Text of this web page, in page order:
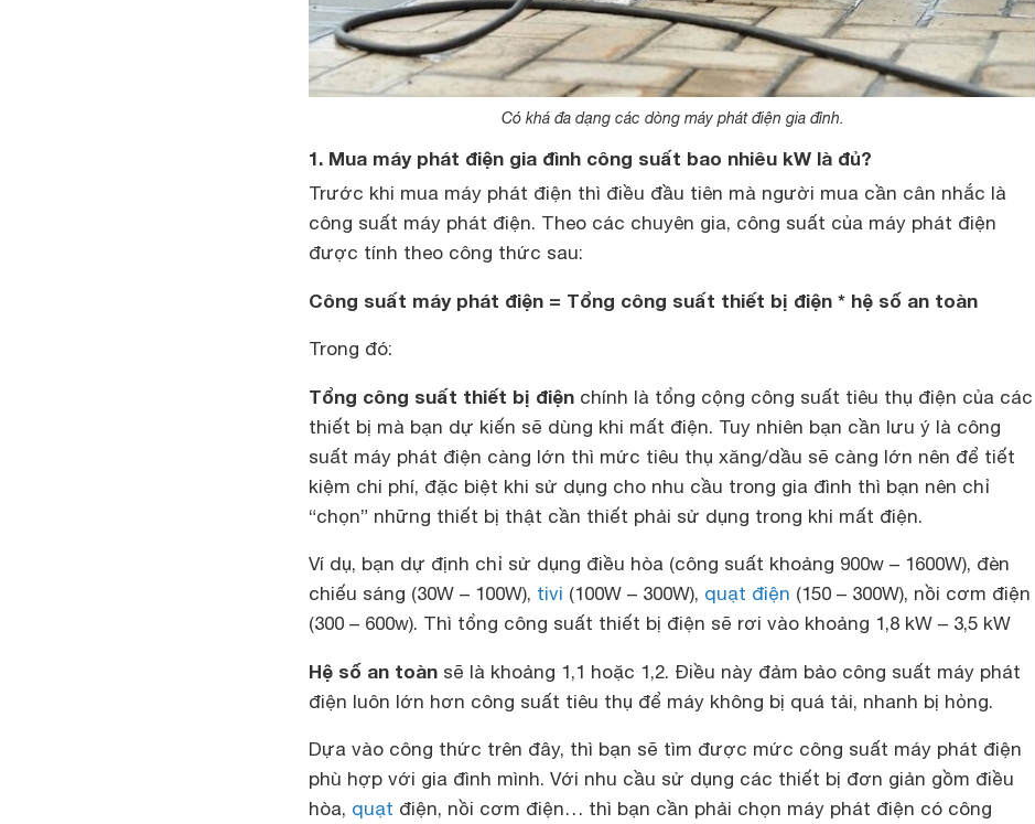
Có khá đa dạng các dòng máy phát điện gia đình.
1. Mua máy phát điện gia đình công suất bao nhiêu kW là đủ?
Trước khi mua máy phát điện thì điều đầu tiên mà người mua cần cân nhắc là
công suất máy phát điện. Theo các chuyên gia, công suất của máy phát điện
được tính theo công thức sau:
Công suất máy phát điện = Tổng công suất thiết bị điện * hệ số an toàn
Trong đó:
Tổng công suất thiết bị điện chính là tổng cộng công suất tiêu thụ điện của các
thiết bị mà bạn dự kiến sẽ dùng khi mất điện. Tuy nhiên bạn cần lưu ý là công
suất máy phát điện càng lớn thì mức tiêu thụ xăng/dầu sẽ càng lớn nên để tiết
kiệm chi phí, đặc biệt khi sử dụng cho nhu cầu trong gia đình thì bạn nên chỉ
“chọn” những thiết bị thật cần thiết phải sử dụng trong khi mất điện.
Ví dụ, bạn dự định chỉ sử dụng điều hòa (công suất khoảng 900w – 1600W), đèn
chiếu sáng (30W – 100W), tivi (100W – 300W), quạt điện (150 – 300W), nồi cơm điện
(300 – 600w). Thì tổng công suất thiết bị điện sẽ rơi vào khoảng 1,8 kW – 3,5 kW
Hệ số an toàn sẽ là khoảng 1,1 hoặc 1,2. Điều này đảm bảo công suất máy phát
điện luôn lớn hơn công suất tiêu thụ để máy không bị quá tải, nhanh bị hỏng.
Dựa vào công thức trên đây, thì bạn sẽ tìm được mức công suất máy phát điện
phù hợp với gia đình mình. Với nhu cầu sử dụng các thiết bị đơn giản gồm điều
hòa, quạt điện, nồi cơm điện… thì bạn cần phải chọn máy phát điện có công